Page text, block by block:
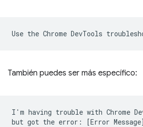
También puedes ser más específico:
I'm having trouble with Chrome
but got the error: [Error